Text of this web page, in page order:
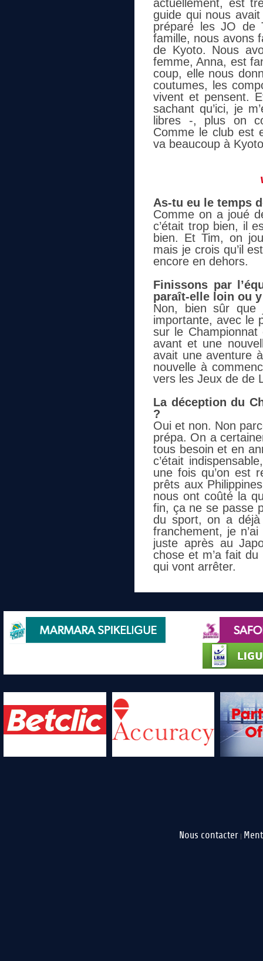
actuellement, est
guide qui nous
préparé les JO de
famille, nous avons
de Kyoto. Nous
femme, Anna, est
coup, elle nous
coutumes, les
vivent et pensent.
sachant qu’ici, je
libres -, plus on
Comme le club est
va beaucoup à
As-tu eu le temps
Comme on a joué
c’était trop bien, il
bien. Et Tim, on
mais je crois qu’il
encore en dehors.
Finissons par
paraît-elle loin ou
Non, bien sûr que
importante, avec le
sur le Championnat
avant et une
avait une aventure
nouvelle à
vers les Jeux de de
La déception du
?
Oui et non. Non
prépa. On a
tous besoin et en
c’était
une fois qu’on est
prêts aux
nous ont coûté la
fin, ça ne se passe
du sport, on a déjà
franchement, je
juste après au
chose et m’a fait
qui vont arrêter.
Nous contacter |